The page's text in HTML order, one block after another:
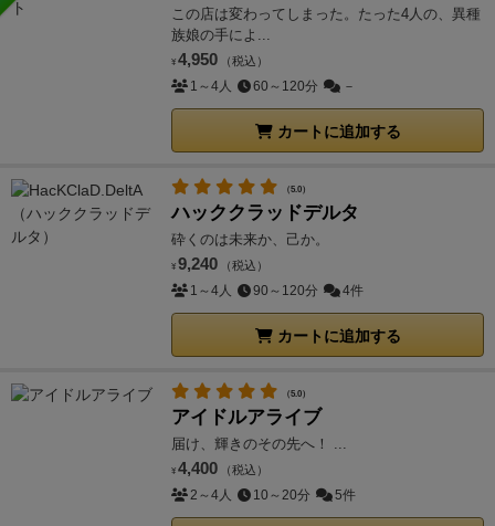
この店は変わってしまった。たった4人の、異種
族娘の手によ...
¥ 4,950 （税込）
1～4人 60～120分 －
カートに追加する
（5.0）
ハッククラッドデルタ
砕くのは未来か、己か。
¥ 9,240 （税込）
1～4人 90～120分 4件
カートに追加する
（5.0）
アイドルアライブ
届け、輝きのその先へ！ ...
¥ 4,400 （税込）
2～4人 10～20分 5件